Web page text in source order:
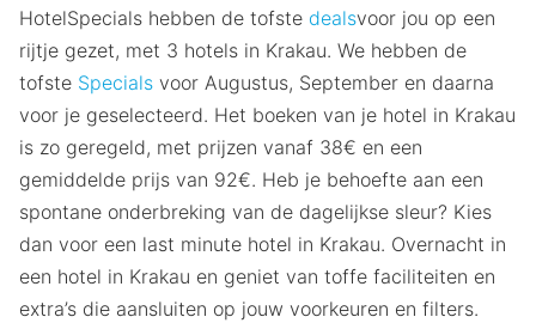
HotelSpecials hebben de tofste dealsvoor jou op een
rijtje gezet, met 3 hotels in Krakau. We hebben de
tofste Specials voor Augustus, September en daarna
voor je geselecteerd. Het boeken van je hotel in Krakau
is zo geregeld, met prijzen vanaf 38€ en een
gemiddelde prijs van 92€. Heb je behoefte aan een
spontane onderbreking van de dagelijkse sleur? Kies
dan voor een last minute hotel in Krakau. Overnacht in
een hotel in Krakau en geniet van toffe faciliteiten en
extra’s die aansluiten op jouw voorkeuren en filters.